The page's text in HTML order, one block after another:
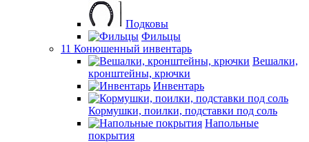
Подковы
Фильцы
11 Конюшенный инвентарь
Вешалки,
кронштейны, крючки
Инвентарь
Кормушки, поилки, подставки под соль
Напольные
покрытия